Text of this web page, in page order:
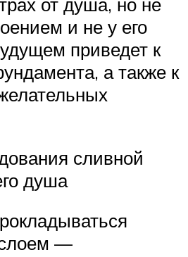
и не у его
приведет к
а также к
сливной
душа
—